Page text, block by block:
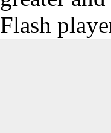
Flash